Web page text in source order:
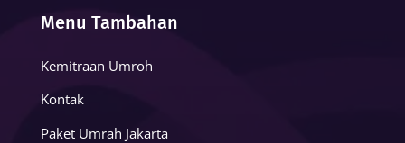
Menu Tambahan
Kemitraan Umroh
Kontak
Paket Umrah Jakarta